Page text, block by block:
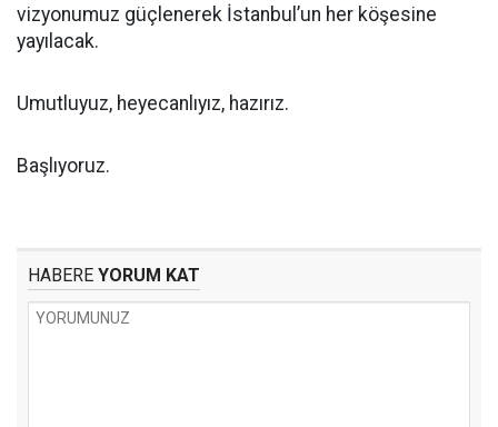
vizyonumuz güçlenerek İstanbul’un her köşesine
yayılacak.
Umutluyuz, heyecanlıyız, hazırız.
Başlıyoruz.
HABERE YORUM KAT